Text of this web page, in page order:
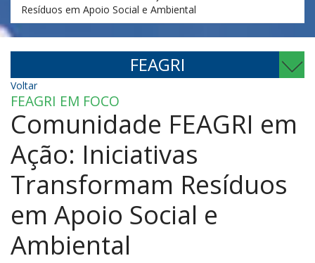
Resíduos em Apoio Social e Ambiental
FEAGRI
Voltar
FEAGRI EM FOCO
Comunidade FEAGRI em
Ação: Iniciativas
Transformam Resíduos
em Apoio Social e
Ambiental